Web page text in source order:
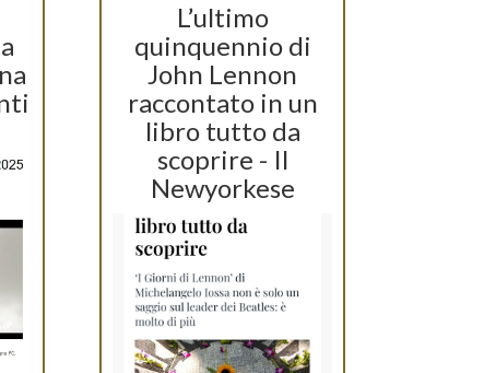
L’ultimo
quinquennio di
John Lennon
raccontato in un
libro tutto da
scoprire - Il
Newyorkese